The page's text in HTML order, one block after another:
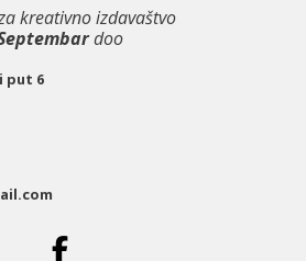
kreativno izdavaštvo
doo
put 6